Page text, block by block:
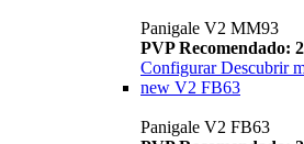
Panigale V2 MM93
PVP Recomendado:
Configurar Descubrir
new V2 FB63
Panigale V2 FB63